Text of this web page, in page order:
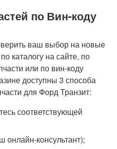
по Вин-коду
ваш выбор на новые
каталогу на сайте, по
или по вин-коду
доступны 3 способа
для Форд Транзит:
соответствующей
консультант);